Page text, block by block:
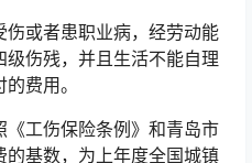
或者患职业病，经劳动能
伤残，并且生活不能自理
费用。
工伤保险条例》和青岛市
基数，为上年度全国城镇